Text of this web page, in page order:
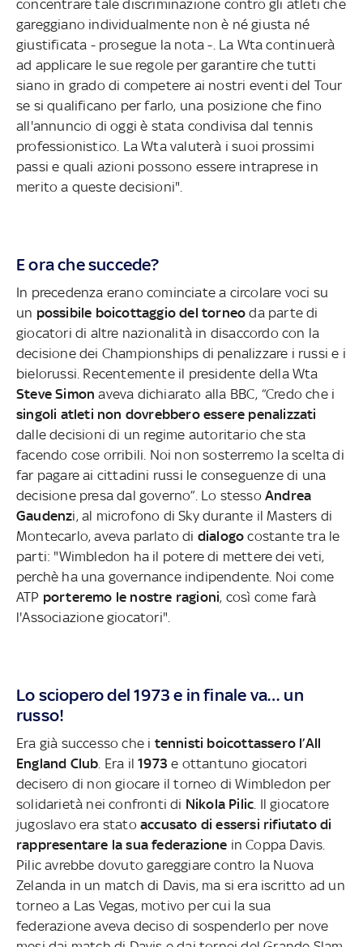
concentrare tale discriminazione contro gli atleti che
gareggiano individualmente non è né giusta né
giustificata - prosegue la nota -. La Wta continuerà
ad applicare le sue regole per garantire che tutti
siano in grado di competere ai nostri eventi del Tour
se si qualificano per farlo, una posizione che fino
all'annuncio di oggi è stata condivisa dal tennis
professionistico. La Wta valuterà i suoi prossimi
passi e quali azioni possono essere intraprese in
merito a queste decisioni".
E ora che succede?
In precedenza erano cominciate a circolare voci su
un possibile boicottaggio del torneo da parte di
giocatori di altre nazionalità in disaccordo con la
decisione dei Championships di penalizzare i russi e i
bielorussi. Recentemente il presidente della Wta
Steve Simon aveva dichiarato alla BBC, “Credo che i
singoli atleti non dovrebbero essere penalizzati
dalle decisioni di un regime autoritario che sta
facendo cose orribili. Noi non sosterremo la scelta di
far pagare ai cittadini russi le conseguenze di una
decisione presa dal governo”. Lo stesso Andrea
Gaudenzi, al microfono di Sky durante il Masters di
Montecarlo, aveva parlato di dialogo costante tra le
parti: "Wimbledon ha il potere di mettere dei veti,
perchè ha una governance indipendente. Noi come
ATP porteremo le nostre ragioni, così come farà
l'Associazione giocatori".
Lo sciopero del 1973 e in finale va… un
russo!
Era già successo che i tennisti boicottassero l’All
England Club . Era il1973 e ottantuno giocatori
decisero di non giocare il torneo di Wimbledon per
solidarietà nei confronti di Nikola Pilic . Il giocatore
jugoslavo era stato accusato di essersi rifiutato di
rappresentare la sua federazione in Coppa Davis.
Pilic avrebbe dovuto gareggiare contro la Nuova
Zelanda in un match di Davis, ma si era iscritto ad un
torneo a Las Vegas, motivo per cui la sua
federazione aveva deciso di sospenderlo per nove